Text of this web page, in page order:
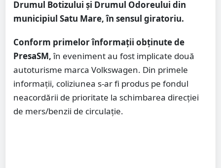
Drumul Botizului și Drumul Odoreului din
municipiul Satu Mare, în sensul giratoriu.
Conform primelor înformații obținute de
PresaSM,în eveniment au fost implicate două
autoturisme marca Volkswagen. Din primele
informații, coliziunea s-ar fi produs pe fondul
neacordării de prioritate la schimbarea direcției
de mers/benzii de circulație.